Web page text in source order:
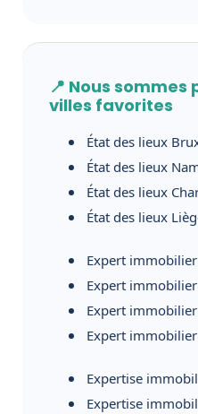
📍 Nous
villes favorites
État des lieux
État des lieux
État des lieux
État des lieux
Expert
Expert
Expert
Expert
Expertise
Expertise